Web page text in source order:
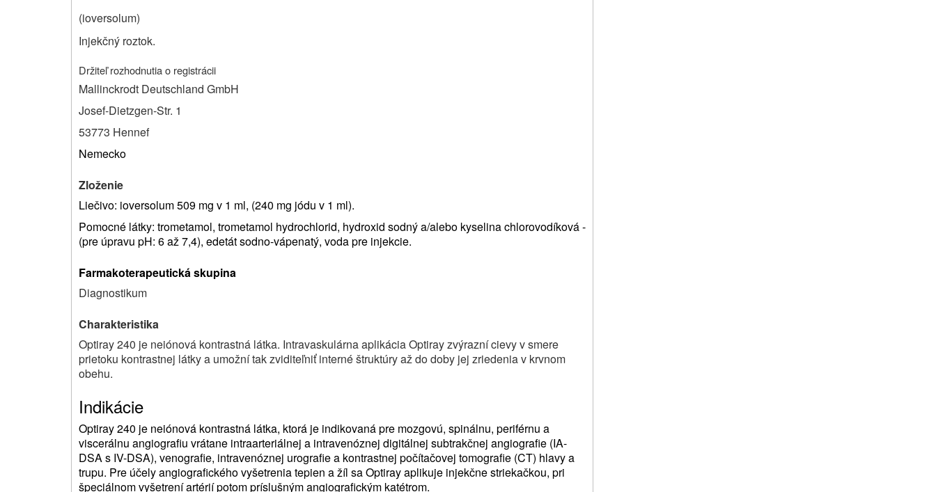
(ioversolum)
Injekčný roztok.
Držiteľ rozhodnutia o registrácii
Mallinckrodt Deutschland GmbH
Josef-Dietzgen-Str. 1
53773 Hennef
Nemecko
Zloženie
Liečivo: ioversolum 509 mg v 1 ml, (240 mg jódu v 1 ml).
Pomocné látky: trometamol, trometamol hydrochlorid, hydroxid sodný a/alebo kyselina chlorovodíková -
(pre úpravu pH: 6 až 7,4), edetát sodno-vápenatý, voda pre injekcie.
Farmakoterapeutická skupina
Diagnostikum
Charakteristika
Optiray 240 je neiónová kontrastná látka. Intravaskulárna aplikácia Optiray zvýrazní cievy v smere
prietoku kontrastnej látky a umožní tak zviditeľniť interné štruktúry až do doby jej zriedenia v krvnom
obehu.
Indikácie
Optiray 240 je neiónová kontrastná látka, ktorá je indikovaná pre mozgovú, spinálnu, periférnu a
viscerálnu angiografiu vrátane intraarteriálnej a intravenóznej digitálnej subtrakčnej angiografie (IA-
DSA s IV-DSA), venografie, intravenóznej urografie a kontrastnej počítačovej tomografie (CT) hlavy a
trupu. Pre účely angiografického vyšetrenia tepien a žíl sa Optiray aplikuje injekčne striekačkou, pri
špeciálnom vyšetrení artérií potom príslušným angiografickým katétrom.